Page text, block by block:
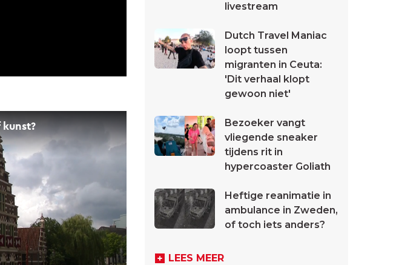
livestream
Dutch Travel Maniac
loopt tussen
migranten in Ceuta:
'Dit verhaal klopt
gewoon niet'
Bezoeker vangt
vliegende sneaker
tijdens rit in
hypercoaster Goliath
Heftige reanimatie in
ambulance in Zweden,
of toch iets anders?
LEES MEER